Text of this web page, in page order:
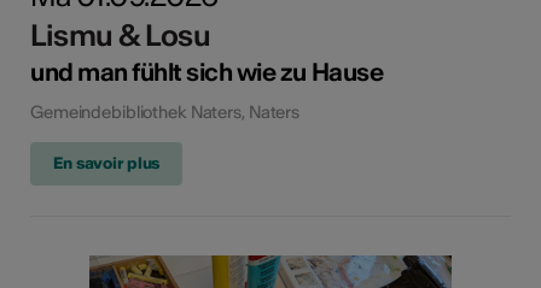
Lismu & Losu
und man fühlt sich wie zu Hause
Gemeindebibliothek Naters, Naters
En savoir plus